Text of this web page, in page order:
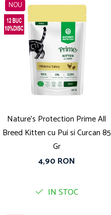
NOU
Nature's Protection Prime All
Breed Kitten cu Pui si Curcan 85
Gr
4,90 RON
IN STOC